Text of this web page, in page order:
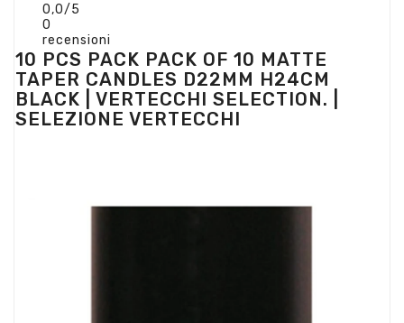
0,0/5
0
recensioni
10 PCS PACK PACK OF 10 MATTE
TAPER CANDLES D22MM H24CM
BLACK | VERTECCHI SELECTION. |
SELEZIONE VERTECCHI